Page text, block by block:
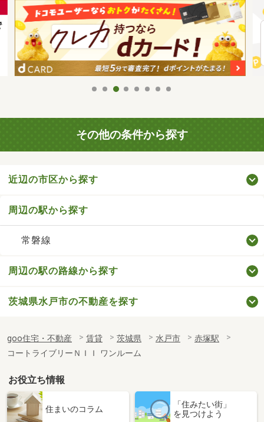
その他の条件から探す
近辺の市区から探す
周辺の駅から探す
常磐線
周辺の駅の路線から探す
茨城県水戸市の不動産を探す
goo住宅・不動産 賃貸 茨城県 水戸市
赤塚駅
コートライブリーＮＩＩ ワンルーム
お役立ち情報
住まいのコラム
「住みたい街」
を見つけよう